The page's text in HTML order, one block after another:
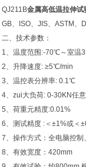
QJ211B金属高低温拉伸试
GB、ISO、JIS、ASTM、
二、技术参数：
1、温度范围:-70℃～室
2、升降速度: ≥5℃/min
3、温控表分辨率: 0.1℃
4、zui大负荷: 0-30KN任
5、荷重元精度:0.01%
6、测试精度 :＜±1%或＜
7、操作方式：全电脑控制
8、有效宽度：420mm